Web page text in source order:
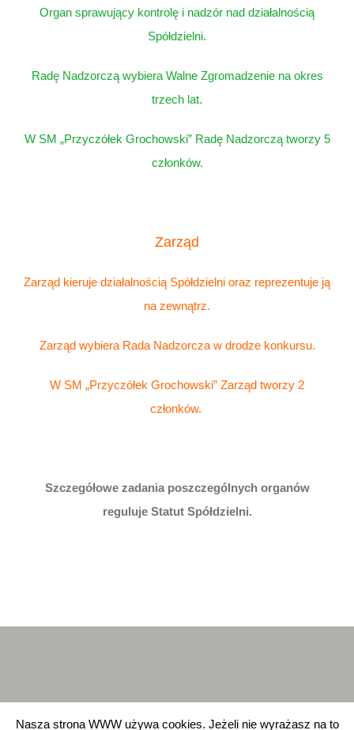
Organ sprawujący kontrolę i nadzór nad działalnością
Spółdzielni.
Radę Nadzorczą wybiera Walne Zgromadzenie na okres
trzech lat.
W SM „Przyczółek Grochowski” Radę Nadzorczą tworzy 5
członków.
Zarząd
Zarząd kieruje działalnością Spółdzielni oraz reprezentuje ją
na zewnątrz.
Zarząd wybiera Rada Nadzorcza w drodze konkursu.
W SM „Przyczółek Grochowski” Zarząd tworzy 2
członków.
Szczegółowe zadania poszczególnych organów
reguluje Statut Spółdzielni.
Nasza strona WWW używa cookies. Jeżeli nie wyrażasz na to